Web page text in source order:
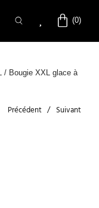
/ Bougie XXL glace à
Précédent Suivant